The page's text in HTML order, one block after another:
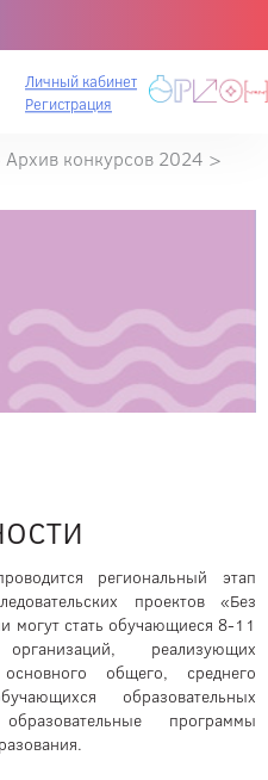
Личный кабинет
Регистрация
Архив конкурсов 2024 >
региональный этап
проектов «Без
могут стать обучающиеся 8-11
реализующих
общего, среднего
образовательных
программы